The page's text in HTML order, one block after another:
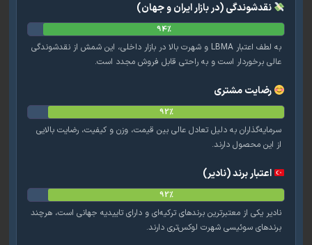
نقدشوندگی (در بازار ایران و جهان)
به لطف اعتبار LBMA و شهرت بالا در بازار داخلی، این شمش از نقدشوندگی
برخوردار است و به راحتی قابل فروش مجدد است.
رضایت مشتری
به دلیل تعادل عالی بین قیمت، وزن و کیفیت، رضایت بالایی
این محصول دارند.
اعتبار برند (نادیر)
یکی از معتبرترین برندهای ترکیه‌ای و دارای تاییدیه جهانی است، هرچند
سوئیسی شهرت لوکس‌تری دارند.